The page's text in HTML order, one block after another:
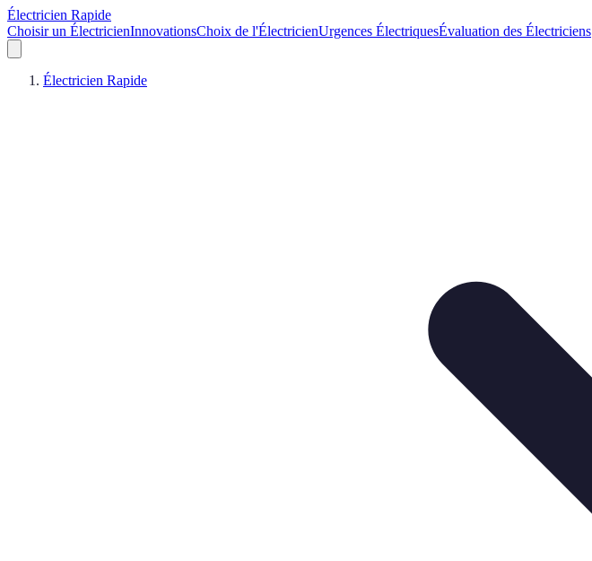
Électricien Rapide
Choisir un ÉlectricienInnovationsChoix de l'ÉlectricienUrgences ÉlectriquesÉvaluation des Électriciens
Électricien Rapide